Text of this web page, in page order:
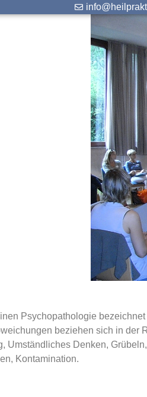
Psychopathologie
beziehen sich in der
Umständliches Denken,
Kontamination.